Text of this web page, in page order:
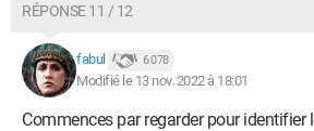
RÉPONSE 11 / 12
fabul 6 078
Modifié le 13 nov. 2022 à 18:01
Commences par regarder pour identifier